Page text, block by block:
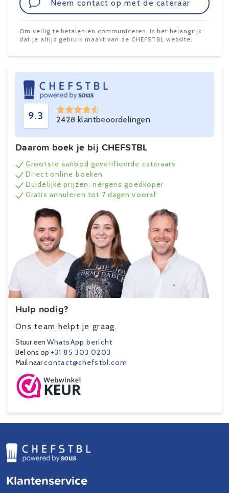
Neem contact op met de cateraar
Om veilig te betalen en communiceren, is het belangrijk
dat je altijd gebruik maakt van de CHEFSTBL website.
9.3 2428 klantbeoordelingen
Daarom boek je bij CHEFSTBL
Grootste aanbod geverifieerde cateraars
Direct online boeken
Duidelijke prijzen, nergens goedkoper
Gratis annuleren tot 7 dagen vooraf
Hulp nodig?
Ons team helpt je graag.
Stuur een WhatsApp bericht
Bel ons op +31 85 303 0203
Mail naarcontact@chefstbl.com
Klantenservice